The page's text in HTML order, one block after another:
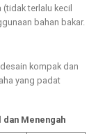
terlalu kecil
bahan bakar.
kompak dan
yang padat
dan Menengah